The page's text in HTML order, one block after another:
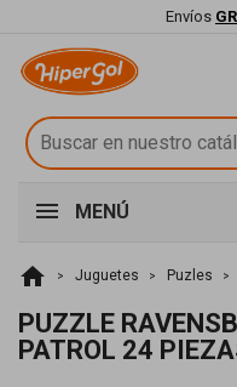
Envíos
MENÚ
home Juguetes Puzles
PUZZLE
PATROL 24